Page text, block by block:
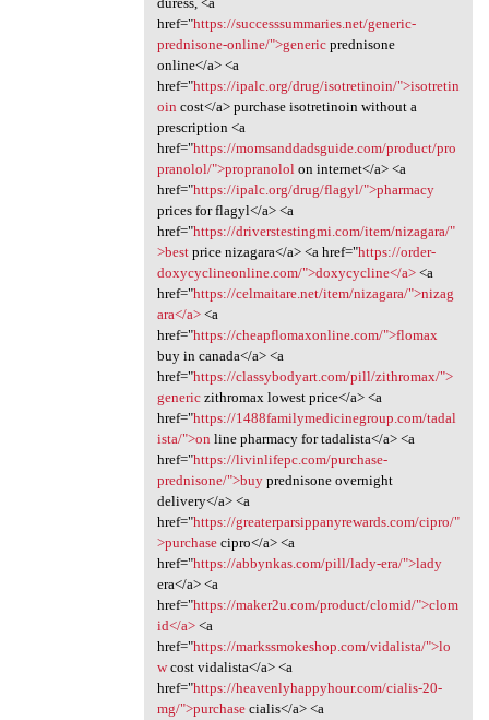
href="https://successsummaries.net/generic-
prednisone-online/">genericprednisone
online</a> <a
href="https://ipalc.org/drug/isotretinoin/">isotretin
oin cost</a> purchase isotretinoin without a
prescription <a
href="https://momsanddadsguide.com/product/pro
pranolol/">propranololon internet</a> <a
href="https://ipalc.org/drug/flagyl/">pharmacy
prices for flagyl</a> <a
href="https://driverstestingmi.com/item/nizagara/"
>bestprice nizagara</a> <a href="https://order-
doxycyclineonline.com/">doxycycline</a><a
href="https://celmaitare.net/item/nizagara/">nizag
ara</a><a
href="https://cheapflomaxonline.com/">flomax
buy in canada</a> <a
href="https://classybodyart.com/pill/zithromax/">
genericzithromax lowest price</a> <a
href="https://1488familymedicinegroup.com/tadal
ista/">on line pharmacy for tadalista</a> <a
href="https://livinlifepc.com/purchase-
prednisone/">buyprednisone overnight
delivery</a> <a
href="https://greaterparsippanyrewards.com/cipro/"
>purchasecipro</a> <a
href="https://abbynkas.com/pill/lady-era/">lady
era</a> <a
href="https://maker2u.com/product/clomid/">clom
id</a><a
href="https://markssmokeshop.com/vidalista/">lo
wcost vidalista</a> <a
href="https://heavenlyhappyhour.com/cialis-20-
mg/">purchasecialis</a> <a